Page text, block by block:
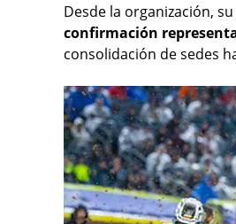
Desde la organización,
confirmación
consolidación de sedes